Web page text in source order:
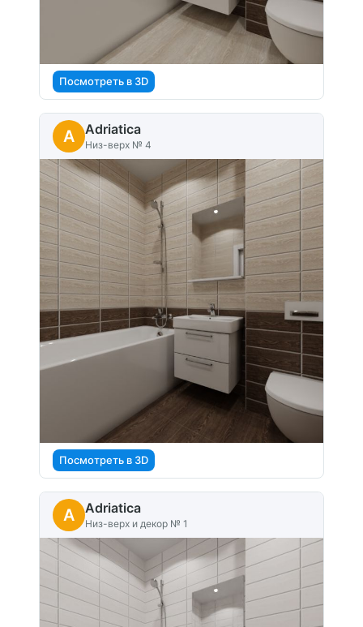
Посмотреть в 3D
A Adriatica
Низ-верх № 4
Посмотреть в 3D
A Adriatica
Низ-верх и декор № 1